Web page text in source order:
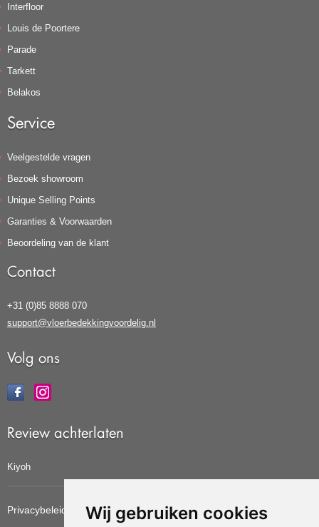
Wij gebruiken cookies
Interfloor
Louis de Poortere
Parade
Tarkett
Belakos
Service
Veelgestelde vragen
Bezoek showroom
Unique Selling Points
Garanties & Voorwaarden
Beoordeling van de klant
Contact
+31 (0)85 8888 070
support@vloerbedekkingvoordelig.nl
Volg ons
Review achterlaten
Kiyoh
Privacybeleid Cookiebeleid Update cookies voorkeuren